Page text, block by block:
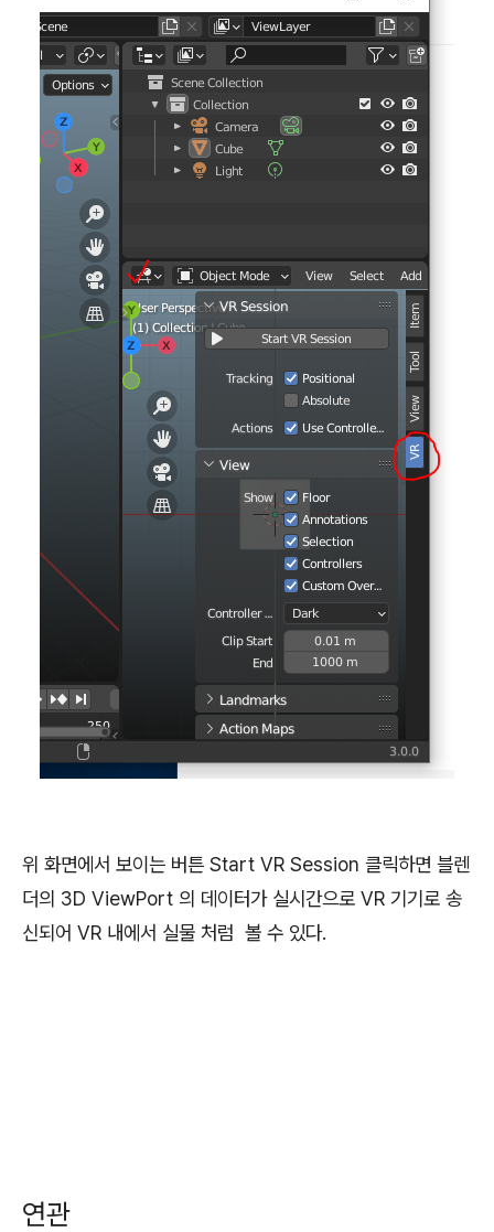
위 화면에서 보이는 버튼 Start VR Session 클릭하면 블렌
더의 3D ViewPort 의 데이터가 실시간으로 VR 기기로 송
신되어 VR 내에서 실물 처럼 볼 수 있다.
연관